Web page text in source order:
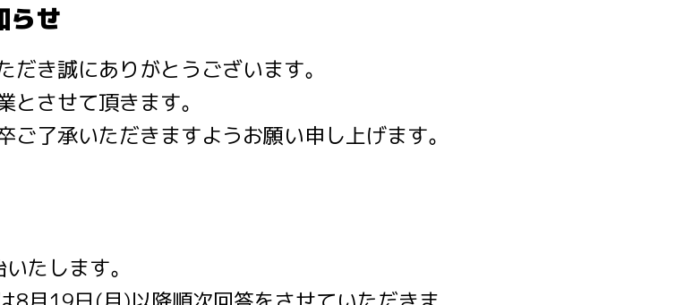
らせ
き誠にありがとうございます。
させて頂きます。
了承いただきますようお願い申し上げます。
たします。